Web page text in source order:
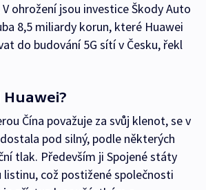
ohrožení jsou investice Škody Auto
8,5 miliardy korun, které Huawei
do budování 5G sítí v Česku, řekl
Čína považuje za svůj klenot, se v
pod silný, podle některých
tlak. Především ji Spojené státy
listinu, což postižené společnosti